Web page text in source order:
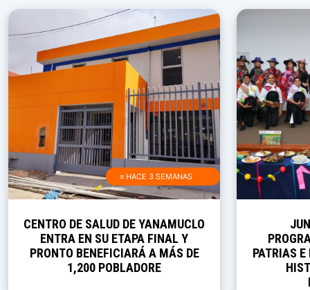
≡ HACE 3 SEMANAS
CENTRO DE SALUD DE YANAMUCLO
ENTRA EN SU ETAPA FINAL Y
PRONTO BENEFICIARÁ A MÁS DE
1,200 POBLADORE
PATRIAS